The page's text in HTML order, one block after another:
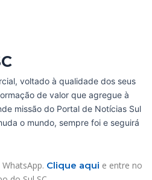
voltado à qualidade dos seus
de valor que agregue à
missão do Portal de Notícias Sul
o mundo, sempre foi e seguirá
Clique aqui e entre no